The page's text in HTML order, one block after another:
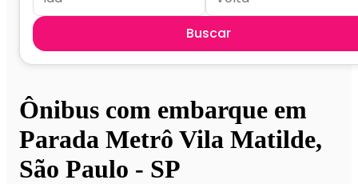
Buscar
Ônibus com embarque em
Parada Metrô Vila Matilde,
São Paulo - SP